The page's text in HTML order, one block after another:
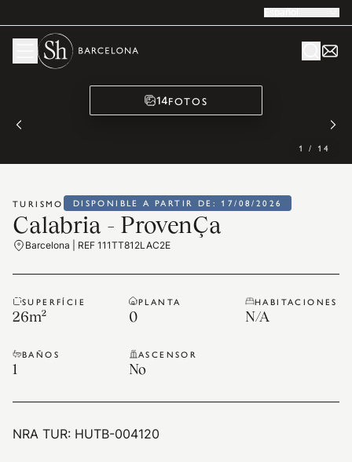
Español
14FOTOS
1 / 14
TURISMO DISPONIBLE A PARTIR DE: 17/08/2026
Calabria - ProvenÇa
Barcelona | REF 111TT812LAC2E
SUPERFÍCIE
26m²
PLANTA
0
HABITACIONES
N/A
BAÑOS
1
ASCENSOR
No
NRA TUR: HUTB-004120